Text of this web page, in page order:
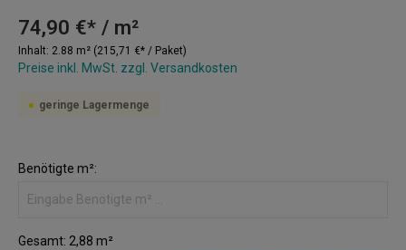
74,90 €* / m²
Inhalt: 2.88 m² (215,71 €* / Paket)
Preise inkl. MwSt. zzgl. Versandkosten
geringe Lagermenge
Benötigte m²:
Gesamt: 2,88 m²